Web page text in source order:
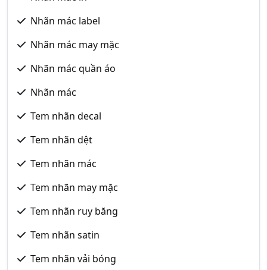
Nhãn mác label
Nhãn mác may mặc
Nhãn mác quần áo
Nhãn mác
Tem nhãn decal
Tem nhãn dệt
Tem nhãn mác
Tem nhãn may mặc
Tem nhãn ruy băng
Tem nhãn satin
Tem nhãn vải bóng